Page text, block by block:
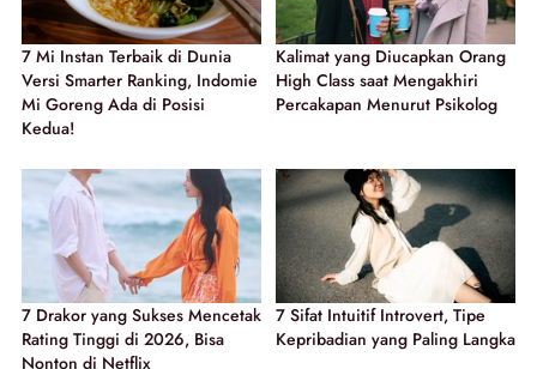
7 Mi Instan Terbaik di Dunia
Versi Smarter Ranking, Indomie
Mi Goreng Ada di Posisi
Kedua!
Kalimat yang Diucapkan Orang
High Class saat Mengakhiri
Percakapan Menurut Psikolog
7 Drakor yang Sukses Mencetak
Rating Tinggi di 2026, Bisa
Nonton di Netflix
7 Sifat Intuitif Introvert, Tipe
Kepribadian yang Paling Langka